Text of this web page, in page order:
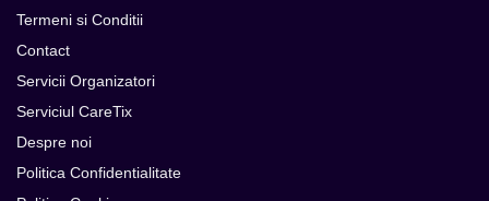
Termeni si Conditii
Contact
Servicii Organizatori
Serviciul CareTix
Despre noi
Politica Confidentialitate